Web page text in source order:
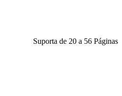
Suporta de 20 a 56 Páginas